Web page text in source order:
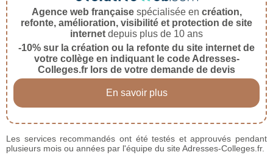
Agence web françaisespécialisée en création,
refonte, amélioration, visibilité et protection de site
internet depuis plus de 10 ans
-10% sur la création ou la refonte du site internet de
votre collège en indiquant le code Adresses-
Colleges.fr lors de votre demande de devis
En savoir plus
Les services recommandés ont été testés et approuvés pendant
plusieurs mois ou années par l'équipe du site Adresses-Colleges.fr.